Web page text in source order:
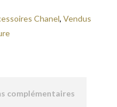
Chanel, Vendus
complémentaires